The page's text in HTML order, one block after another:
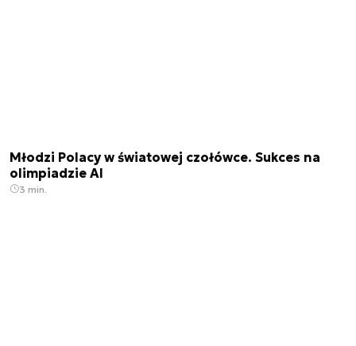
Młodzi Polacy w światowej czołówce. Sukces na
olimpiadzie AI
3 min.